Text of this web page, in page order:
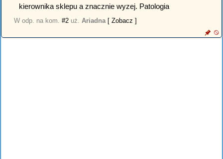
kierownika sklepu a znacznie wyzej. Patologia
W odp. na kom. #2 uż. Ariadna [ Zobacz ]